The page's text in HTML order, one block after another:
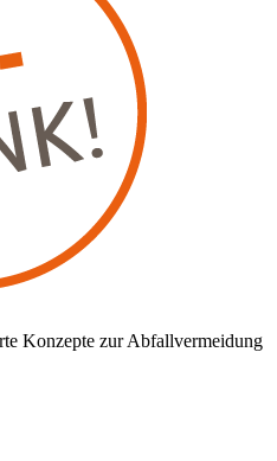
Konzepte zur Abfallvermeidung